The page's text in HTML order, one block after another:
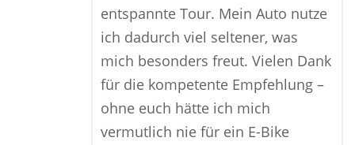
entspannte Tour. Mein Auto nutze
ich dadurch viel seltener, was
mich besonders freut. Vielen Dank
für die kompetente Empfehlung –
ohne euch hätte ich mich
vermutlich nie für ein E-Bike